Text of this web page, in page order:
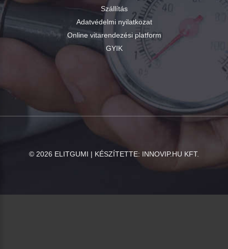
Szállítás
Adatvédelmi nyilatkozat
Online vitarendezési platform
GYIK
© 2026 ELITGUMI | KÉSZÍTETTE: INNOVIP.HU KFT.